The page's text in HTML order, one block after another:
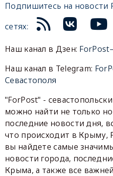
Подпишитесь на новости
сетях:
Наш канал в Дзен:
Наш канал в Telegram:
Севастополя
"ForPost" -
можно найти не только
последние новости дня,
что происходит в Крыму,
вы найдете самые
новости города,
Крыма, а также все